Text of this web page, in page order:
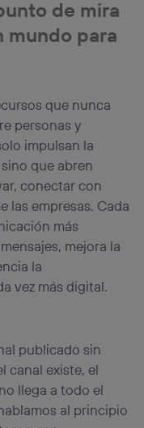
de mira
mundo para
que nunca
personas y
impulsan la
que abren
conectar con
las empresas. Cada
más
mejora la
la
vez más digital.
publicado sin
canal existe, el
llega a todo el
al principio